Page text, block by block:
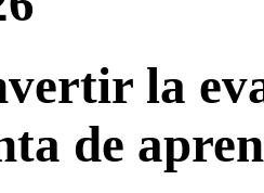
la
de